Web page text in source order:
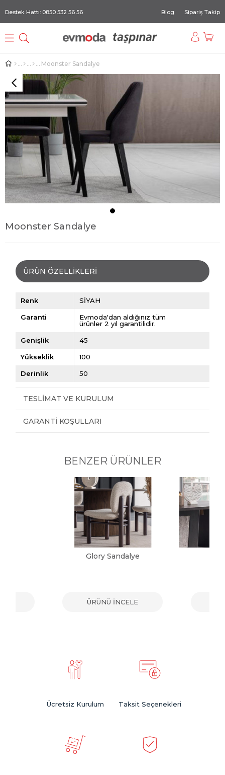
Destek Hattı: 0850 532 56 56 Blog Sipariş Takip
Moonster Sandalye
Moonster Sandalye
ÜRÜN ÖZELLIKLERI
Renk SİYAH
Garanti
Evmoda'dan aldığınız tüm
ürünler 2 yıl garantilidir.
Genişlik 45
Yükseklik 100
Derinlik 50
TESLIMAT VE KURULUM
GARANTI KOŞULLARI
BENZER ÜRÜNLER
Glory Sandalye
ÜRÜNÜ İNCELE
Ücretsiz Kurulum Taksit Seçenekleri